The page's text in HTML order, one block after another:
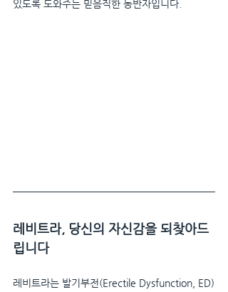
있도록 도와주는 믿음직한 동반자입니다.
레비트라, 당신의 자신감을 되찾아드
립니다
레비트라는 발기부전(Erectile Dysfunction, ED)